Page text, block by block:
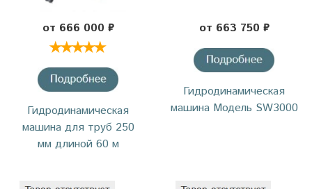
от 666 000 ₽
Гидродинамическая
машина для труб 250
мм длиной 60 м
от 663 750 ₽
Гидродинамическая
машина Модель SW3000